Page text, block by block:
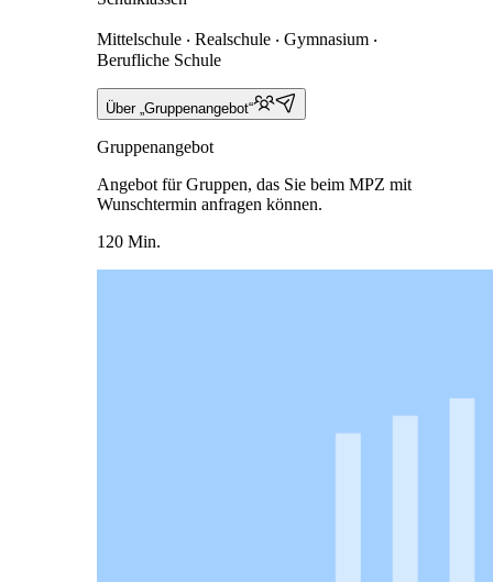
Mittelschule ‧ Realschule ‧ Gymnasium ‧
Berufliche Schule
Über „Gruppenangebot“
Gruppenangebot
Angebot für Gruppen, das Sie beim MPZ mit
Wunschtermin anfragen können.
120 Min.